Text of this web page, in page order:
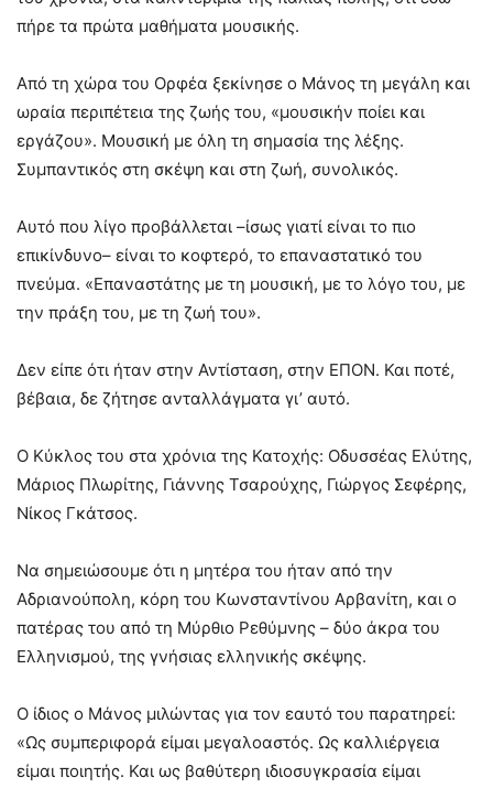
πήρε τα πρώτα μαθήματα μουσικής.
Από τη χώρα του Ορφέα ξεκίνησε ο Μάνος τη μεγάλη και
ωραία περιπέτεια της ζωής του, «μουσικήν ποίει και
εργάζου». Μουσική με όλη τη σημασία της λέξης.
Συμπαντικός στη σκέψη και στη ζωή, συνολικός.
Αυτό που λίγο προβάλλεται –ίσως γιατί είναι το πιο
επικίνδυνο– είναι το κοφτερό, το επαναστατικό του
πνεύμα. «Επαναστάτης με τη μουσική, με το λόγο του, με
την πράξη του, με τη ζωή του».
Δεν είπε ότι ήταν στην Αντίσταση, στην ΕΠΟΝ. Και ποτέ,
βέβαια, δε ζήτησε ανταλλάγματα γι’ αυτό.
Ο Κύκλος του στα χρόνια της Κατοχής: Οδυσσέας Ελύτης,
Μάριος Πλωρίτης, Γιάννης Τσαρούχης, Γιώργος Σεφέρης,
Νίκος Γκάτσος.
Να σημειώσουμε ότι η μητέρα του ήταν από την
Αδριανούπολη, κόρη του Κωνσταντίνου Αρβανίτη, και ο
πατέρας του από τη Μύρθιο Ρεθύμνης – δύο άκρα του
Ελληνισμού, της γνήσιας ελληνικής σκέψης.
Ο ίδιος ο Μάνος μιλώντας για τον εαυτό του παρατηρεί:
«Ως συμπεριφορά είμαι μεγαλοαστός. Ως καλλιέργεια
είμαι ποιητής. Και ως βαθύτερη ιδιοσυγκρασία είμαι